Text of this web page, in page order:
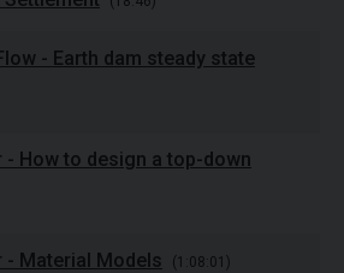
- Earth dam steady state
- How to design a top-down
- Material Models (1:08:01)